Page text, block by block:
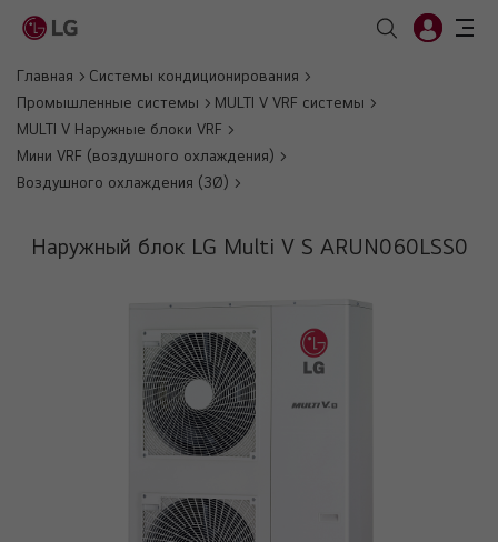
Главная
Системы кондиционирования
Промышленные системы
MULTI V VRF системы
MULTI V Наружные блоки VRF
Мини VRF (воздушного охлаждения)
Воздушного охлаждения (3Ø)
Наружный блок LG Multi V S ARUN060LSS0